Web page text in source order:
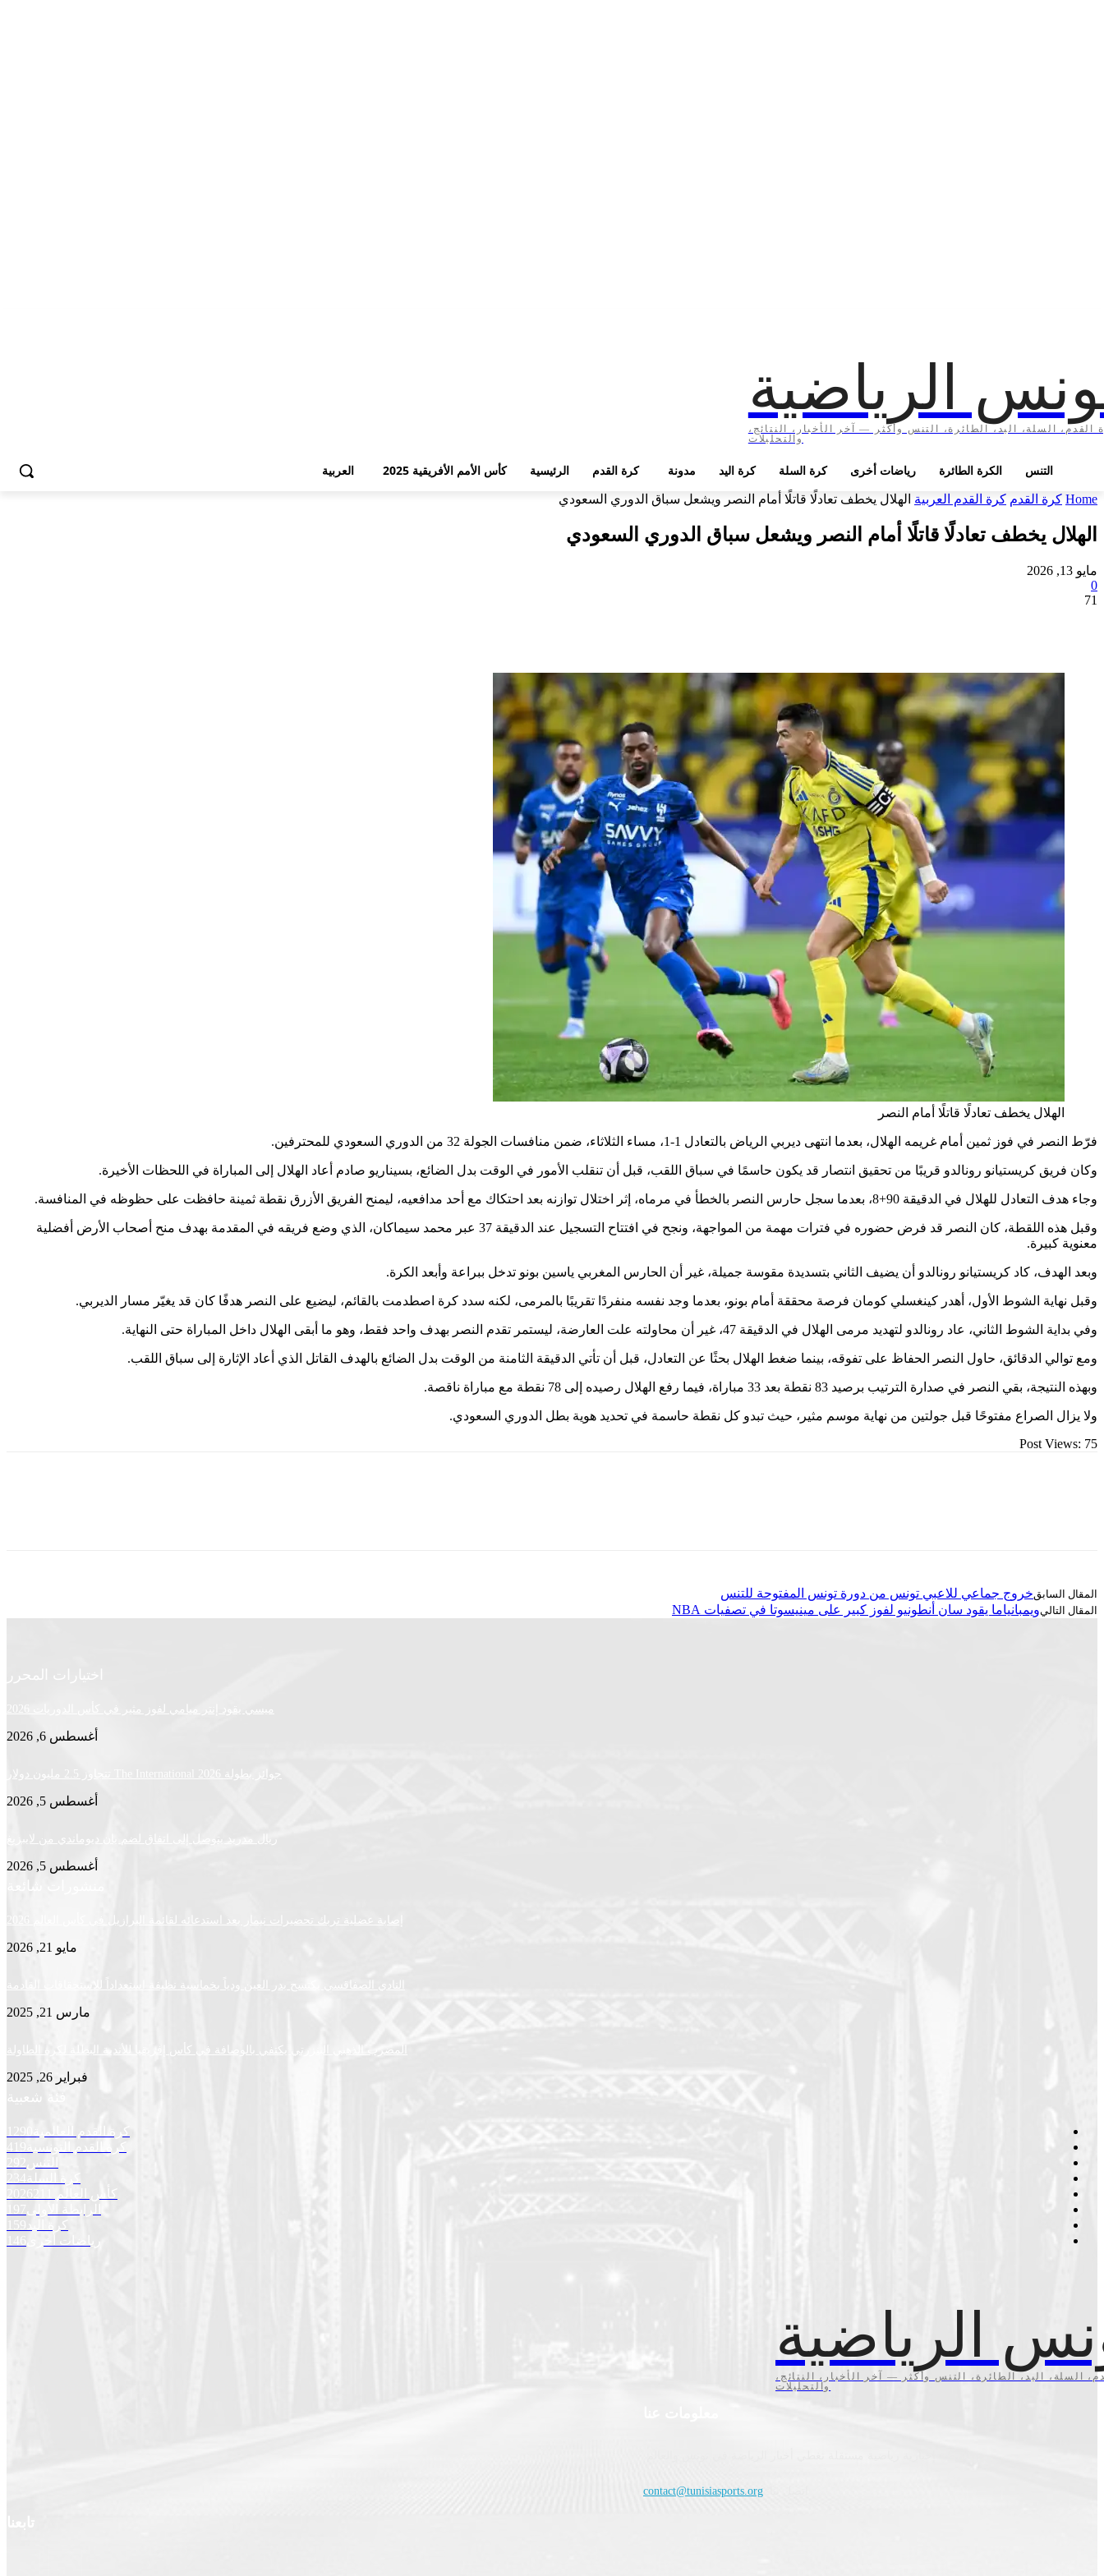
الرياضية
القدم، السلة، اليد، الطائرة، التنس وأكثر — آخر الأخبار، النتائج،
والتحليلات
التنس الكرة الطائرة رياضات أخرى كرة السلة كرة اليد مدونة كرة القدم الرئيسية كأس الأمم الأفريقية 2025 العربية
Home كرة القدم كرة القدم العربية الهلال يخطف تعادلًا قاتلًا أمام النصر ويشعل سباق الدوري السعودي
الهلال يخطف تعادلًا قاتلًا أمام النصر ويشعل سباق الدوري السعودي
مايو 13, 2026
0
71
الهلال يخطف تعادلًا قاتلًا أمام النصر
فرّط النصر في فوز ثمين أمام غريمه الهلال، بعدما انتهى ديربي الرياض بالتعادل 1-1، مساء الثلاثاء، ضمن منافسات الجولة 32 من الدوري السعودي للمحترفين.
وكان فريق كريستيانو رونالدو قريبًا من تحقيق انتصار قد يكون حاسمًا في سباق اللقب، قبل أن تنقلب الأمور في الوقت بدل الضائع، بسيناريو صادم أعاد الهلال إلى المباراة في اللحظات الأخيرة.
وجاء هدف التعادل للهلال في الدقيقة 90+8، بعدما سجل حارس النصر بالخطأ في مرماه، إثر اختلال توازنه بعد احتكاك مع أحد مدافعيه، ليمنح الفريق الأزرق نقطة ثمينة حافظت على حظوظه في المنافسة.
وقبل هذه اللقطة، كان النصر قد فرض حضوره في فترات مهمة من المواجهة، ونجح في افتتاح التسجيل عند الدقيقة 37 عبر محمد سيماكان، الذي وضع فريقه في المقدمة بهدف منح أصحاب الأرض أفضلية
معنوية كبيرة.
وبعد الهدف، كاد كريستيانو رونالدو أن يضيف الثاني بتسديدة مقوسة جميلة، غير أن الحارس المغربي ياسين بونو تدخل ببراعة وأبعد الكرة.
وقبل نهاية الشوط الأول، أهدر كينغسلي كومان فرصة محققة أمام بونو، بعدما وجد نفسه منفردًا تقريبًا بالمرمى، لكنه سدد كرة اصطدمت بالقائم، ليضيع على النصر هدفًا كان قد يغيّر مسار الديربي.
وفي بداية الشوط الثاني، عاد رونالدو لتهديد مرمى الهلال في الدقيقة 47، غير أن محاولته علت العارضة، ليستمر تقدم النصر بهدف واحد فقط، وهو ما أبقى الهلال داخل المباراة حتى النهاية.
ومع توالي الدقائق، حاول النصر الحفاظ على تفوقه، بينما ضغط الهلال بحثًا عن التعادل، قبل أن تأتي الدقيقة الثامنة من الوقت بدل الضائع بالهدف القاتل الذي أعاد الإثارة إلى سباق اللقب.
وبهذه النتيجة، بقي النصر في صدارة الترتيب برصيد 83 نقطة بعد 33 مباراة، فيما رفع الهلال رصيده إلى 78 نقطة مع مباراة ناقصة.
ولا يزال الصراع مفتوحًا قبل جولتين من نهاية موسم مثير، حيث تبدو كل نقطة حاسمة في تحديد هوية بطل الدوري السعودي.
Post Views: 75
خروج جماعي للاعبي تونس من دورة تونس المفتوحة للتنس
ويمبانياما يقود سان أنطونيو لفوز كبير على مينيسوتا في تصفيات NBA
اختيارات المحرر
ميسي يقود إنتر ميامي لفوز مثير في كأس الدوريات 2026
أغسطس 6, 2026
جوائز بطولة The International 2026 تتجاوز 2.5 مليون دولار
أغسطس 5, 2026
ريال مدريد يتوصل إلى اتفاق لضم يان ديوماندي من لايبزيغ
أغسطس 5, 2026
منشورات شائعة
إصابة عضلية تربك تحضيرات نيمار بعد استدعائه لقائمة البرازيل في كأس العالم 2026
مايو 21, 2026
النادي الصفاقسي يكتسح بدر العين ودياً بخماسية نظيفة استعداداً للاستحقاقات القادمة
مارس 21, 2025
المضرب الذهبي البنزرتي يكتفي بالوصافة في كأس إفريقيا للأندية البطلة لكرة الطاولة
فبراير 26, 2025
فئة شعبية
كرة القدم العالمية
1290
كرة القدم التونسية
419
التنس
292
كرة السلة234
كأس العالم 2026
الرابطة الأولى 197
كرة اليد 159
رياضات أخرى 146
الرياضية
السلة، اليد، الطائرة، التنس وأكثر — آخر الأخبار، النتائج،
والتحليلات
اتصل بنا:contact@tunisiasports.org